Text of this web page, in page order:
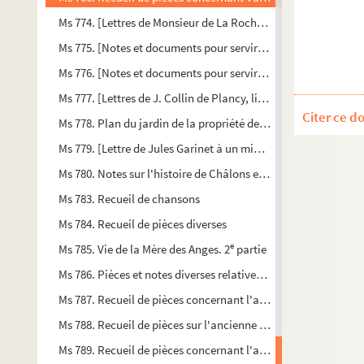
Ms 774. [Lettres de Monsieur de La Rochefoucauld, duc de
Ms 775. [Notes et documents pour servir à la biographie de
Ms 776. [Notes et documents pour servir à l'histoire de la vie
Ms 777. [Lettres de J. Collin de Plancy, littérateur, à Jules
Ms 778. Plan du jardin de la propriété de Jules Garinet,
Ms 779. [Lettre de Jules Garinet à un ministre protestant au
Ms 780. Notes sur l'histoire de Châlons extraites par Jules
Ms 783. Recueil de chansons
Ms 784. Recueil de pièces diverses
Ms 785. Vie de la Mère des Anges. 2e partie
Ms 786. Pièces et notes diverses relatives aux collections de
Ms 787. Recueil de pièces concernant l'ancienne église de
Ms 788. Recueil de pièces sur l'ancienne église Saint-
Ms 789. Recueil de pièces concernant l'ancienne église Saint-
Citer ce